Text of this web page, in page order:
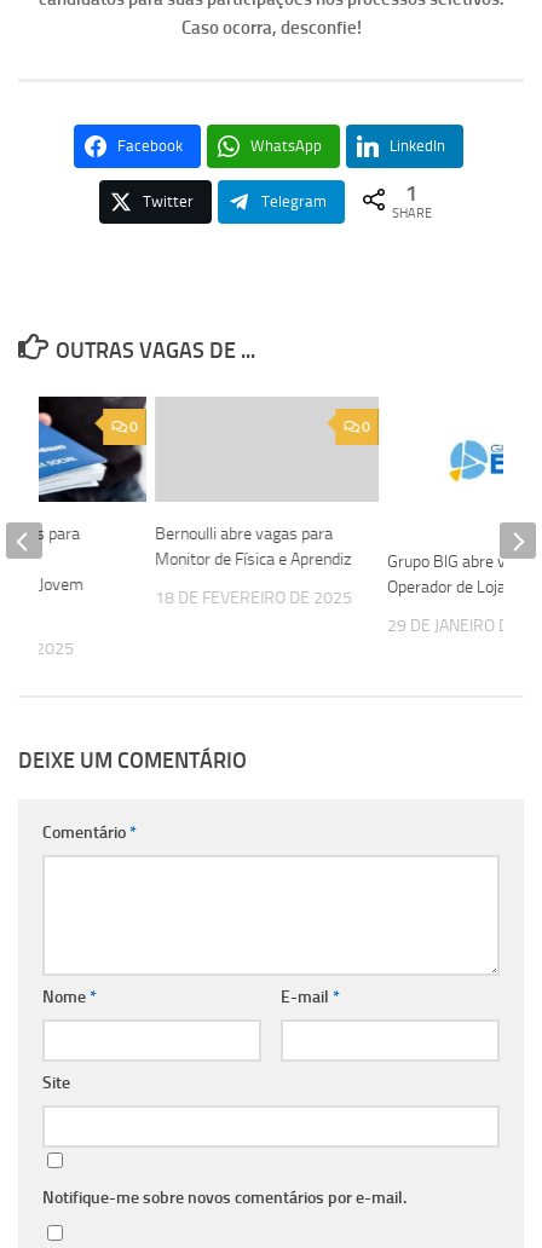
Caso ocorra, desconfie!
Facebook WhatsApp LinkedIn
Twitter Telegram 1
SHARE
OUTRAS VAGAS DE ...
0
Bernoulli abre vagas para
Monitor de Física e Aprendiz
18 DE FEVEREIRO DE 2025
Grupo BIG abre
Operador de Loja e
29 DE JANEIRO DE
0
para
e Jovem
DE 2025
DEIXE UM COMENTÁRIO
Comentário*
Nome* E-mail *
Site
Notifique-me sobre novos comentários por e-mail.